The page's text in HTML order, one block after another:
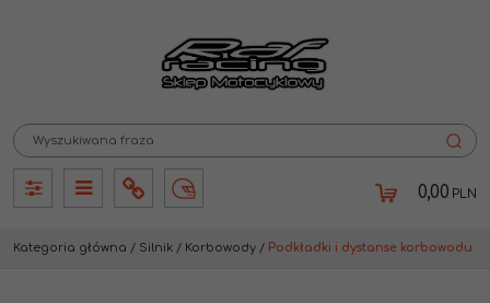
PanelPanelInfo Lang 0,00 PLN
Kategoria główna / Silnik / Korbowody / Podkładki i dystanse korbowodu